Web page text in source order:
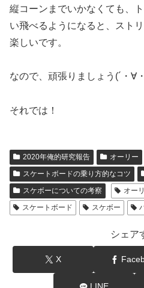
縦コーンまでいかなくても、
い飛べるようになると、スト
楽しいです。
なので、頑張りましょう(´・∀
それでは！
2020年俺的研究報告
オーリー
スケートボードの乗り方的なコツ
スケボーについての考察
オー
スケートボード
スケボー
シェア
X